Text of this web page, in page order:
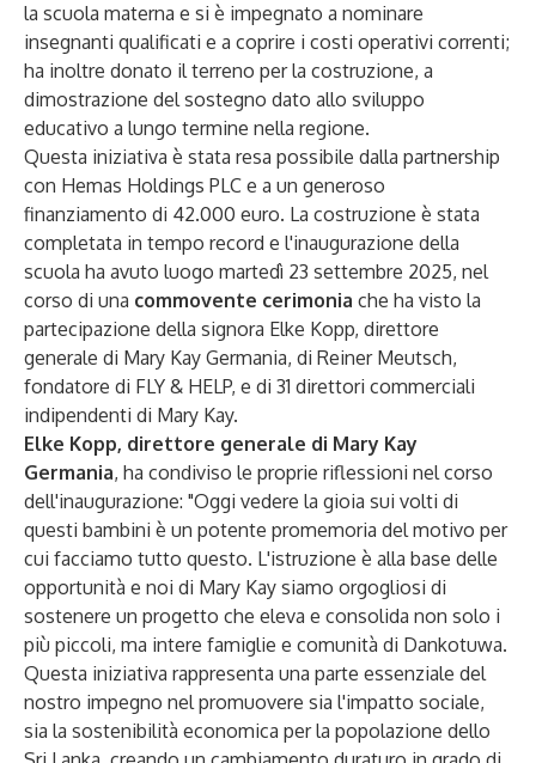
la scuola materna e si è impegnato a nominare
insegnanti qualificati e a coprire i costi operativi correnti;
ha inoltre donato il terreno per la costruzione, a
dimostrazione del sostegno dato allo sviluppo
educativo a lungo termine nella regione.
Questa iniziativa è stata resa possibile dalla partnership
con Hemas Holdings PLC e a un generoso
finanziamento di 42.000 euro. La costruzione è stata
completata in tempo record e l'inaugurazione della
scuola ha avuto luogo martedì 23 settembre 2025, nel
corso di una commovente cerimonia che ha visto la
partecipazione della signora Elke Kopp, direttore
generale di Mary Kay Germania, di Reiner Meutsch,
fondatore di FLY & HELP, e di 31 direttori commerciali
indipendenti di Mary Kay.
Elke Kopp, direttore generale di Mary Kay
Germania, ha condiviso le proprie riflessioni nel corso
dell'inaugurazione: "Oggi vedere la gioia sui volti di
questi bambini è un potente promemoria del motivo per
cui facciamo tutto questo. L'istruzione è alla base delle
opportunità e noi di Mary Kay siamo orgogliosi di
sostenere un progetto che eleva e consolida non solo i
più piccoli, ma intere famiglie e comunità di Dankotuwa.
Questa iniziativa rappresenta una parte essenziale del
nostro impegno nel promuovere sia l'impatto sociale,
sia la sostenibilità economica per la popolazione dello